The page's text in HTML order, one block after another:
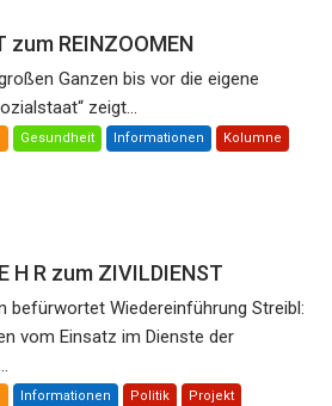
zum REINZOOMEN
Ganzen bis vor die eigene
zeigt...
Gesundheit Informationen Kolumne
H R zum ZIVILDIENST
befürwortet Wiedereinführung Streibl:
vom Einsatz im Dienste der
Informationen Politik Projekt